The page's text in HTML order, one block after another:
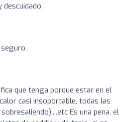
que tenga porqué estar en el
casi insoportable, todas las
Es una pena, el